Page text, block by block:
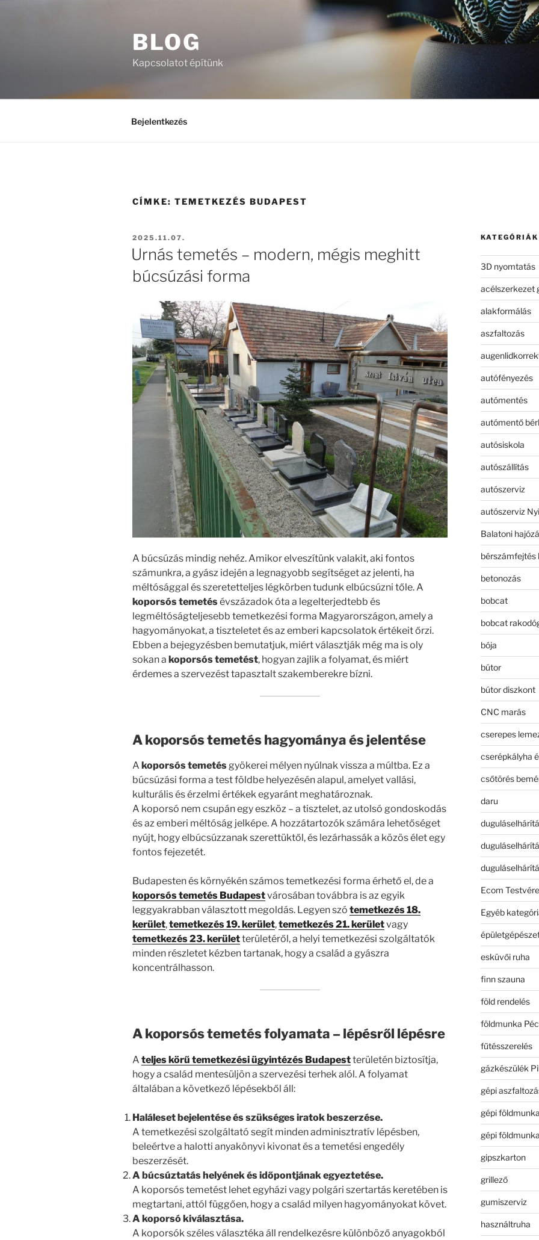
BLOG
Kapcsolatot építünk
Bejelentkezés
CÍMKE: TEMETKEZÉS BUDAPEST
BEKÜLDVE:
2025.11.07.
Urnás temetés – modern, mégis meghitt
búcsúzási forma
A búcsúzás mindig nehéz. Amikor elveszítünk valakit, aki fontos
számunkra, a gyász idején a legnagyobb segítséget az jelenti, ha
méltósággal és szeretetteljes légkörben tudunk elbúcsúzni tőle. A
koporsós temetésévszázadok óta a legelterjedtebb és
legméltóságteljesebb temetkezési forma Magyarországon, amely a
hagyományokat, a tiszteletet és az emberi kapcsolatok értékeit őrzi.
Ebben a bejegyzésben bemutatjuk, miért választják még ma is oly
sokan a koporsós temetést, hogyan zajlik a folyamat, és miért
érdemes a szervezést tapasztalt szakemberekre bízni.
A koporsós temetés hagyománya és jelentése
A koporsós temetésgyökerei mélyen nyúlnak vissza a múltba. Ez a
búcsúzási forma a test földbe helyezésén alapul, amelyet vallási,
kulturális és érzelmi értékek egyaránt meghatároznak.
A koporsó nem csupán egy eszköz – a tisztelet, az utolsó gondoskodás
és az emberi méltóság jelképe. A hozzátartozók számára lehetőséget
nyújt, hogy elbúcsúzzanak szerettüktől, és lezárhassák a közös élet egy
fontos fejezetét.
Budapesten és környékén számos temetkezési forma érhető el, de a
koporsós temetés Budapestvárosában továbbra is az egyik
leggyakrabban választott megoldás. Legyen szó temetkezés 18.
kerület,temetkezés 19. kerület,temetkezés 21. kerületvagy
temetkezés 23. kerületterületéről, a helyi temetkezési szolgáltatók
minden részletet kézben tartanak, hogy a család a gyászra
koncentrálhasson.
A koporsós temetés folyamata – lépésről lépésre
A teljes körű temetkezési ügyintézés Budapestterületén biztosítja,
hogy a család mentesüljön a szervezési terhek alól. A folyamat
általában a következő lépésekből áll:
Haláleset bejelentése és szükséges iratok beszerzése.
A temetkezési szolgáltató segít minden adminisztratív lépésben,
beleértve a halotti anyakönyvi kivonat és a temetési engedély
beszerzését.
A búcsúztatás helyének és időpontjának egyeztetése.
A koporsós temetést lehet egyházi vagy polgári szertartás keretében is
megtartani, attól függően, hogy a család milyen hagyományokat követ.
A koporsó kiválasztása.
A koporsók széles választéka áll rendelkezésre különböző anyagokból
KATEGÓRIÁK
3D nyomtatás
acélszerkezet
alakformálás
aszfaltozás
autófényezés
autómentés
autómentő
autósiskola
autószállítás
autószerviz
autószerviz
Balatoni
bérszámfejtés
betonozás
bobcat
bobcat
bója
bútor
bútor diszkont
CNC marás
cserepes
cserépkályha
csőtörés
daru
Ecom
Egyéb
esküvői ruha
finn szauna
föld rendelés
földmunka
fűtésszerelés
gázkészülék
gépi
gépi földmunka
gépi
gipszkarton
grillező
gumiszerviz
használtruha